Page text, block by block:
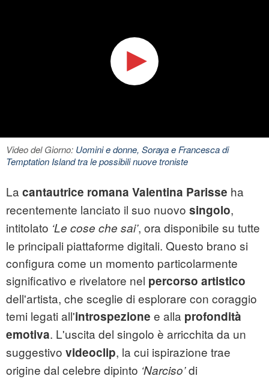
Video del Giorno: Uomini e donne, Soraya e Francesca di
Temptation Island tra le possibili nuove troniste
La cantautrice romana Valentina Parisse ha
recentemente lanciato il suo nuovo singolo,
intitolato ‘Le cose che sai’, ora disponibile su tutte
le principali piattaforme digitali. Questo brano si
configura come un momento particolarmente
significativo e rivelatore nel percorso artistico
dell'artista, che sceglie di esplorare con coraggio
temi legati all'introspezione e alla profondità
emotiva. L'uscita del singolo è arricchita da un
suggestivo videoclip, la cui ispirazione trae
origine dal celebre dipinto ‘Narciso’di